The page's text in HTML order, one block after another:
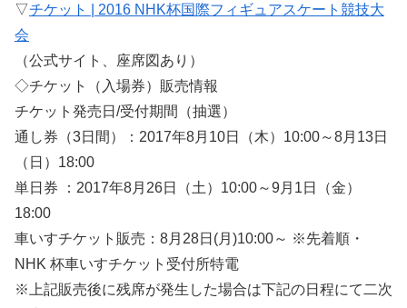
▽チケット | 2016 NHK杯国際フィギュアスケート競技大
会
（公式サイト、座席図あり）
◇チケット（入場券）販売情報
チケット発売日/受付期間（抽選）
通し券（3日間）：2017年8月10日（木）10:00～8月13日
（日）18:00
単日券 ：2017年8月26日（土）10:00～9月1日（金）
18:00
車いすチケット販売：8月28日(月)10:00～ ※先着順・
NHK 杯車いすチケット受付所特電
※上記販売後に残席が発生した場合は下記の日程にて二次